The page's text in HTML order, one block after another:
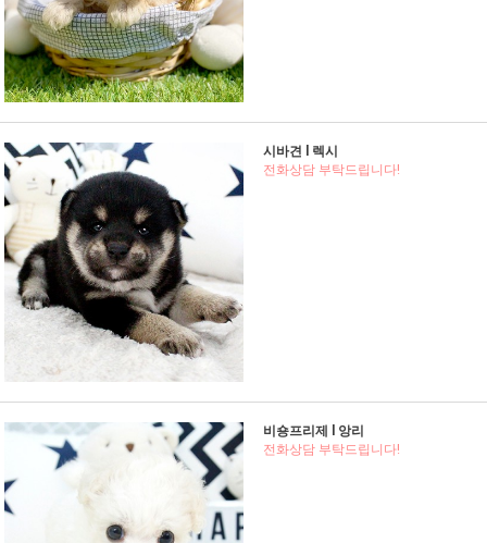
시바견 l 렉시
전화상담 부탁드립니다!
비숑프리제 l 앙리
전화상담 부탁드립니다!